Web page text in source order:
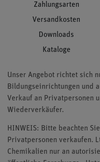
Zahlungsarten
Versandkosten
Downloads
Kataloge
Unser Angebot richtet sich
Bildungseinrichtungen und
Verkauf an Privatpersonen
Wiederverkäufer.
HINWEIS: Bitte beachten
Privatpersonen verkaufen.
Chemikalien nur an